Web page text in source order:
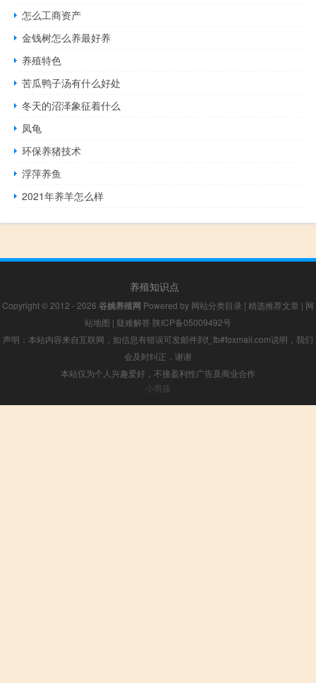
怎么工商资产
金钱树怎么养最好养
养殖特色
苦瓜鸭子汤有什么好处
冬天的沼泽象征着什么
凤龟
环保养猪技术
浮萍养鱼
2021年养羊怎么样
养殖知识点
Copyright © 2012 - 2026 谷姚养殖网 Powered by 网站分类目录 | 精选推荐文章 | 网
站地图 | 疑难解答 陕ICP备05009492号
声明：本站内容来自互联网，如信息有错误可发邮件到f_fb#foxmail.com说明，我们
会及时纠正，谢谢
本站仅为个人兴趣爱好，不接盈利性广告及商业合作
小男孩